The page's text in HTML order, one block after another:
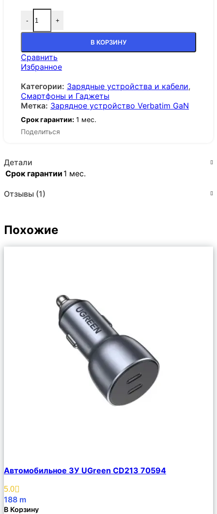
- +
В КОРЗИНУ
Сравнить
Избранное
Категории: Зарядные устройства и кабели,
Смартфоны и Гаджеты
Метка: Зарядное устройство Verbatim GaN
Срок гарантии: 1 мес.
Поделиться
Детали
Срок гарантии 1 мес.
Отзывы (1)
Похожие
Описание
Избранное
Автомобильное ЗУ UGreen CD213 70594
5.0
188 m
В Корзину